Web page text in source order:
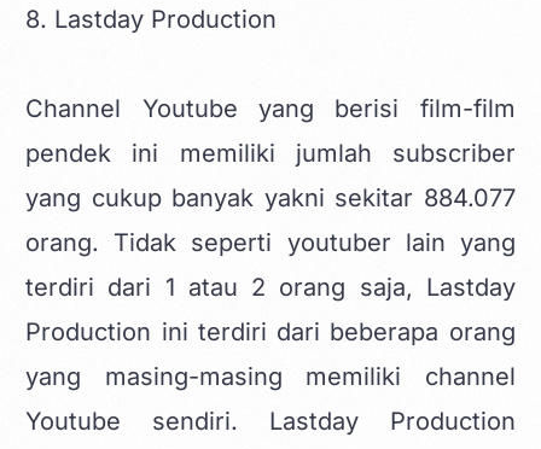
8. Lastday Production
Channel Youtube yang berisi film-film
pendek ini memiliki jumlah subscriber
yang cukup banyak yakni sekitar 884.077
orang. Tidak seperti youtuber lain yang
terdiri dari 1 atau 2 orang saja, Lastday
Production ini terdiri dari beberapa orang
yang masing-masing memiliki channel
Youtube sendiri. Lastday Production